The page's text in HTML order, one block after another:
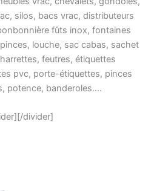
silos, bacs vrac, distributeurs
fûts inox, fontaines
louche, sac cabas, sachet
feutres, étiquettes
pvc, porte-étiquettes, pinces
potence, banderoles….
divider]